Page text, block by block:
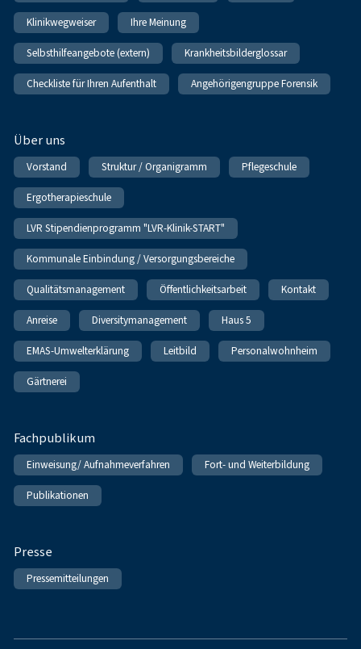
Klinikwegweiser Ihre Meinung
Selbsthilfeangebote (extern) Krankheitsbilderglossar
Checkliste für Ihren Aufenthalt Angehörigengruppe Forensik
Über uns
Vorstand Struktur / Organigramm Pflegeschule
Ergotherapieschule
LVR Stipendienprogramm "LVR-Klinik-START"
Kommunale Einbindung / Versorgungsbereiche
Qualitätsmanagement Öffentlichkeitsarbeit Kontakt
Anreise Diversitymanagement Haus 5
EMAS-Umwelterklärung Leitbild Personalwohnheim
Gärtnerei
Fachpublikum
Einweisung/ Aufnahmeverfahren Fort- und Weiterbildung
Publikationen
Presse
Pressemitteilungen